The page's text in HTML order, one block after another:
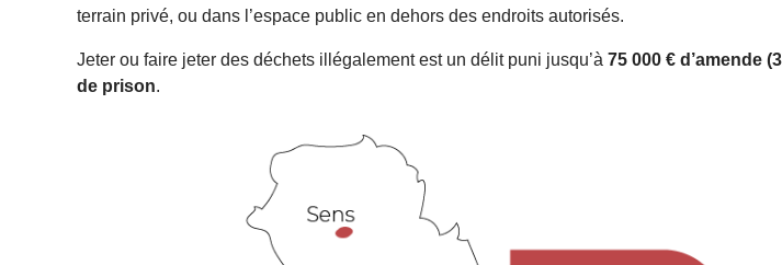
terrain privé, ou dans l’espace public en dehors des endroits autorisés.
Jeter ou faire jeter des déchets illégalement est un délit puni jusqu’à75 000 € d’amende
de prison.